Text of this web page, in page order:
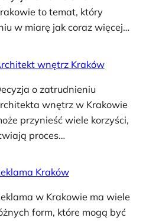
to temat, który
w miarę jak coraz więcej…
wnętrz Kraków
o zatrudnieniu
wnętrz w Krakowie
przynieść wiele korzyści,
proces…
Kraków
w Krakowie ma wiele
form, które mogą być